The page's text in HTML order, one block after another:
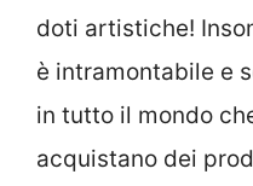
doti artistiche!
è intramontabile e
in tutto il mondo
acquistano dei